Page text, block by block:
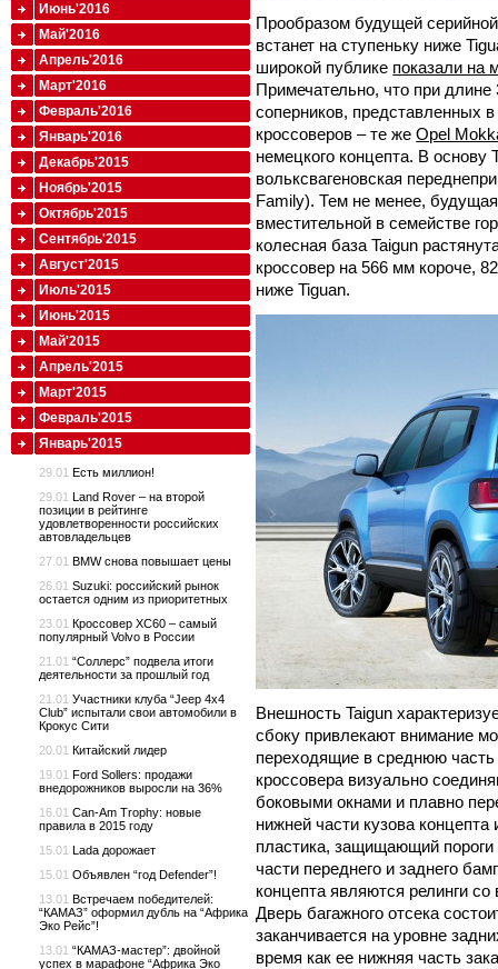
Прообразом будущей
встанет на ступеньку ниже
широкой публике показали на
Примечательно, что при
соперников, представленных
кроссоверов – те жеOpel
немецкого концепта. В основу
вольксвагеновская
Family). Тем не менее,
вместительной в семействе
колесная база Taigun
кроссовер на 566 мм короче,
ниже Tiguan.
Внешность Taigun
сбоку привлекают внимание
переходящие в среднюю часть
кроссовера визуально
боковыми окнами и плавно
нижней части кузова
пластика, защищающий
части переднего и заднего
концепта являются релинги
Дверь багажного отсека
заканчивается на уровне
время как ее нижняя часть
Июнь'2016
Май'2016
Апрель'2016
Март'2016
Февраль'2016
Январь'2016
Декабрь'2015
Ноябрь'2015
Октябрь'2015
Сентябрь'2015
Август'2015
Июль'2015
Июнь'2015
Май'2015
Апрель'2015
Март'2015
Февраль'2015
Январь'2015
29.01 Есть миллион!
29.01 Land Rover – на второй
позиции в рейтинге
удовлетворенности российских
автовладельцев
27.01 BMW снова повышает цены
26.01 Suzuki: российский рынок
остается одним из приоритетных
23.01 Кроссовер XC60 – самый
популярный Volvo в России
21.01 “Соллерс” подвела итоги
деятельности за прошлый год
21.01 Участники клуба “Jeep 4x4
Club” испытали свои автомобили в
Крокус Сити
20.01 Китайский лидер
19.01 Ford Sollers: продажи
внедорожников выросли на 36%
16.01 Can-Am Trophy: новые
правила в 2015 году
15.01 Lada дорожает
15.01 Объявлен “год Defender”!
13.01 Встречаем победителей:
“КАМАЗ” оформил дубль на “Африка
Эко Рейс”!
13.01 “КАМАЗ-мастер”: двойной
успех в марафоне “Африка Эко